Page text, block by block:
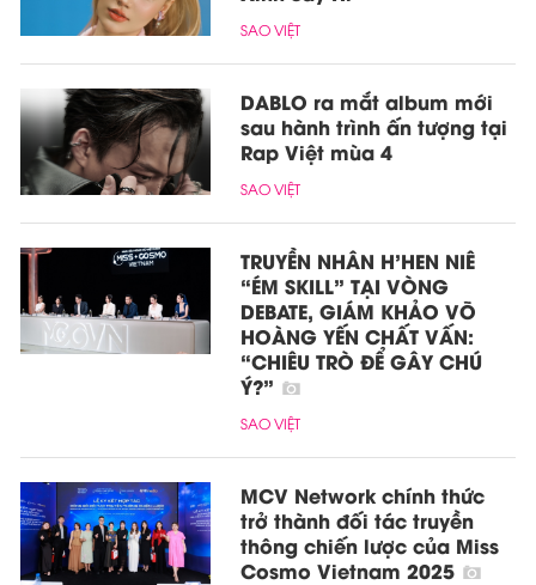
SAO VIỆT
DABLO ra mắt album mới
sau hành trình ấn tượng tại
Rap Việt mùa 4
SAO VIỆT
TRUYỀN NHÂN H’HEN NIÊ
“ÉM SKILL” TẠI VÒNG
DEBATE, GIÁM KHẢO VÕ
HOÀNG YẾN CHẤT VẤN:
“CHIÊU TRÒ ĐỂ GÂY CHÚ
Ý?”
SAO VIỆT
MCV Network chính thức
trở thành đối tác truyền
thông chiến lược của Miss
Cosmo Vietnam 2025